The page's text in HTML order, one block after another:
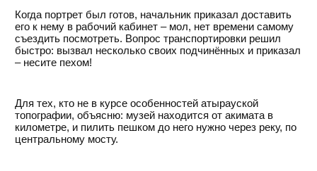
Когда портрет был готов, начальник приказал доставить
его к нему в рабочий кабинет – мол, нет времени самому
съездить посмотреть. Вопрос транспортировки решил
быстро: вызвал несколько своих подчинённых и приказал
– несите пехом!
Для тех, кто не в курсе особенностей атырауской
топографии, объясню: музей находится от акимата в
километре, и пилить пешком до него нужно через реку, по
центральному мосту.